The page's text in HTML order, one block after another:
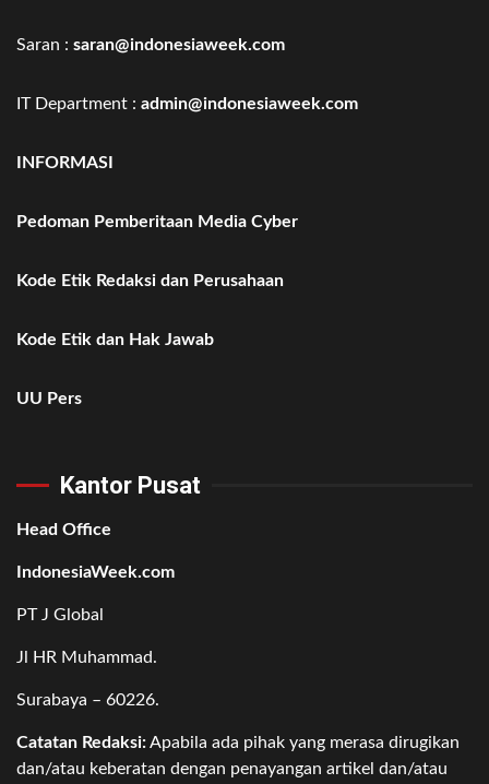
Saran : saran@indonesiaweek.com
IT Department : admin@indonesiaweek.com
INFORMASI
Pedoman Pemberitaan Media Cyber
Kode Etik Redaksi dan Perusahaan
Kode Etik dan Hak Jawab
UU Pers
Kantor Pusat
Head Office
IndonesiaWeek.com
PT J Global
Jl HR Muhammad.
Surabaya – 60226.
Catatan Redaksi:Apabila ada pihak yang merasa dirugikan
dan/atau keberatan dengan penayangan artikel dan/atau